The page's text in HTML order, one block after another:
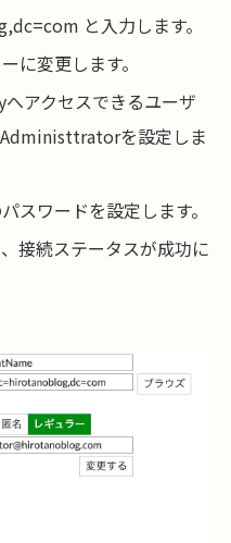
と入力します。
に変更します。
アクセスできるユーザ
を設定しま
スワードを設定します。
接続ステータスが成功に